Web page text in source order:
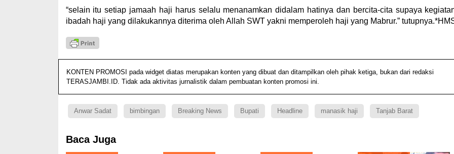
“selain itu setiap jamaah haji harus selalu menanamkan didalam hatinya dan bercita-cita supaya
ibadah haji yang dilakukannya diterima oleh Allah SWT yakni memperoleh haji yang Mabrur.”
KONTEN PROMOSI pada widget diatas merupakan konten yang dibuat dan ditampilkan oleh pihak ketiga, bukan dari redaksi
TERASJAMBI.ID. Tidak ada aktivitas jurnalistik dalam pembuatan konten promosi ini.
Anwar Sadat bimbingan Breaking News Bupati Headline manasik haji Tanjab Barat
Baca Juga